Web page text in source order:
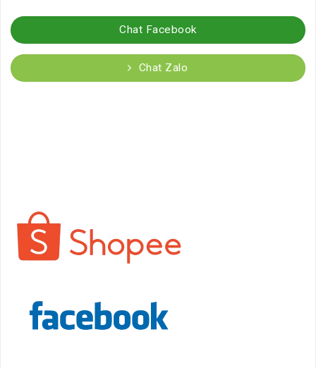
Chat Facebook
Chat Zalo